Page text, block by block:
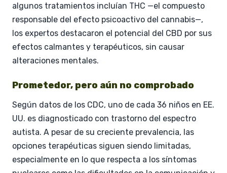
algunos tratamientos incluían THC —el compuesto
responsable del efecto psicoactivo del cannabis—,
los expertos destacaron el potencial del CBD por sus
efectos calmantes y terapéuticos, sin causar
alteraciones mentales.
Prometedor, pero aún no comprobado
Según datos de los CDC, uno de cada 36 niños en EE.
UU. es diagnosticado con trastorno del espectro
autista. A pesar de su creciente prevalencia, las
opciones terapéuticas siguen siendo limitadas,
especialmente en lo que respecta a los síntomas